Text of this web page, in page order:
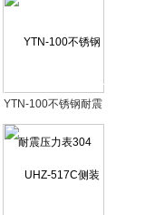
YTN-100不锈钢耐震
压力表304